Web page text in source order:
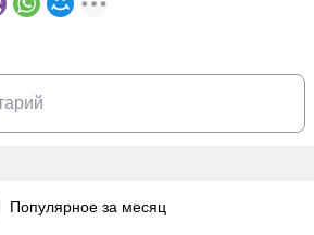
Популярное за месяц